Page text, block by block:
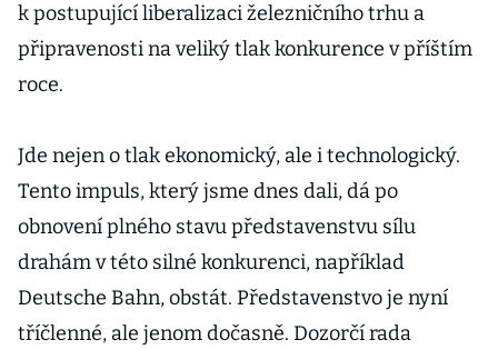
k postupující liberalizaci železničního trhu a
připravenosti na veliký tlak konkurence v příštím
roce.
Jde nejen o tlak ekonomický, ale i technologický.
Tento impuls, který jsme dnes dali, dá po
obnovení plného stavu představenstvu sílu
drahám v této silné konkurenci, například
Deutsche Bahn, obstát. Představenstvo je nyní
tříčlenné, ale jenom dočasně. Dozorčí rada